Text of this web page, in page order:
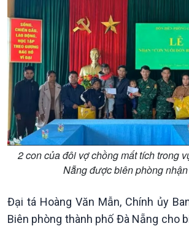
Tuyên chiến với gian lận
thương mại
Tìm hiểu
2 con của đôi vợ chồng mất tích trong
Nẵng được biên phòng
Đại tá Hoàng Văn Mẫn, Chính ủy
Biên phòng thành phố Đà Nẵng cho